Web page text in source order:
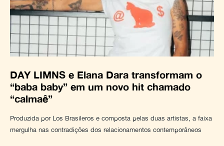
DAY LIMNS e Elana Dara transformam o
“baba baby” em um novo hit chamado
“calmaê”
Produzida por Los Brasileros e composta pelas duas artistas, a faixa
mergulha nas contradições dos relacionamentos contemporâneos